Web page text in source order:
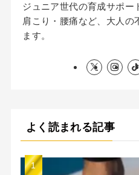
ジュニア世代の育成サポー
肩こり・腰痛など、大人の
ます。
よく読まれる記事